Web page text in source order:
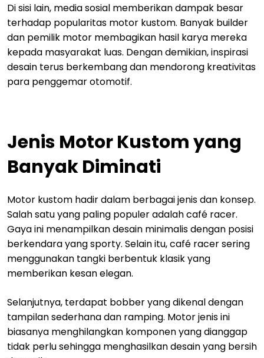
Di sisi lain, media sosial memberikan dampak besar
terhadap popularitas motor kustom. Banyak builder
dan pemilik motor membagikan hasil karya mereka
kepada masyarakat luas. Dengan demikian, inspirasi
desain terus berkembang dan mendorong kreativitas
para penggemar otomotif.
Jenis Motor Kustom yang
Banyak Diminati
Motor kustom hadir dalam berbagai jenis dan konsep.
Salah satu yang paling populer adalah café racer.
Gaya ini menampilkan desain minimalis dengan posisi
berkendara yang sporty. Selain itu, café racer sering
menggunakan tangki berbentuk klasik yang
memberikan kesan elegan.
Selanjutnya, terdapat bobber yang dikenal dengan
tampilan sederhana dan ramping. Motor jenis ini
biasanya menghilangkan komponen yang dianggap
tidak perlu sehingga menghasilkan desain yang bersih